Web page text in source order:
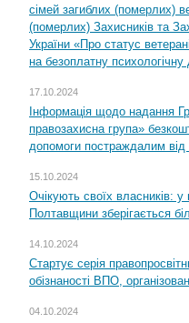
сімей загиблих (померлих)
(померлих) Захисників та
України «Про статус
на безоплатну психологічну
17.10.2024
Інформація щодо надання
правозахисна група»
допомоги постраждалим від
15.10.2024
Очікують своїх власників: у
Полтавщини зберігається
14.10.2024
Стартує серія
обізнаності ВПО,
04.10.2024